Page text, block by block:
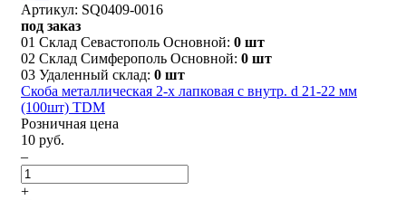
Артикул: SQ0409-0016
под заказ
01 Склад Севастополь Основной: 0 шт
02 Склад Симферополь Основной: 0 шт
03 Удаленный склад: 0 шт
Скоба металлическая 2-х лапковая с внутр. d 21-22 мм
(100шт) TDM
Розничная цена
10 руб.
–
+